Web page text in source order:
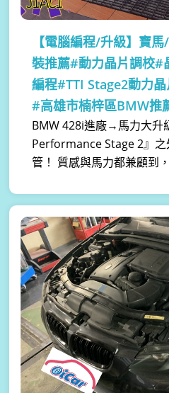
【電腦編程/升級】 寶馬
裝推薦#動力晶片調校#
編程#TTI Stage2動力
#高雄市楠梓區BMW推
BMW 428i進廠→馬力大升
Performance Stage 2』
管！ 質感與馬力都兼顧到